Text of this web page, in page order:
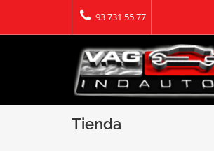
93 731 55 77
Tienda